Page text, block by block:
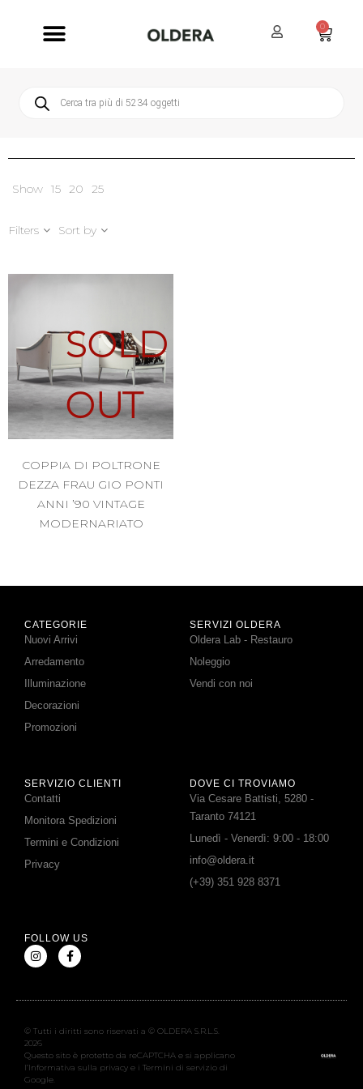
0
Show 15 20 25
Filters Sort by
SOLD
OUT
COPPIA DI POLTRONE
DEZZA FRAU GIO PONTI
ANNI ’90 VINTAGE
MODERNARIATO
CATEGORIE
Nuovi Arrivi
Arredamento
Illuminazione
Decorazioni
Promozioni
SERVIZI OLDERA
Oldera Lab - Restauro
Noleggio
Vendi con noi
SERVIZIO CLIENTI
Contatti
Monitora Spedizioni
Termini e Condizioni
Privacy
DOVE CI TROVIAMO
Via Cesare Battisti, 5280 -
Taranto 74121
Lunedì - Venerdì: 9:00 - 18:00
info@oldera.it
(+39) 351 928 8371
FOLLOW US
© Tutti i diritti sono riservati a © OLDERA S.R.L.S.
2026
Questo sito è protetto da reCAPTCHA e si applicano
l’Informativa sulla privacy e i Termini di servizio di
Google.